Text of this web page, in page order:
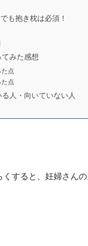
も抱き枕は必須！
てみた感想
た点
た点
人・向いていない人
すると、妊婦さん